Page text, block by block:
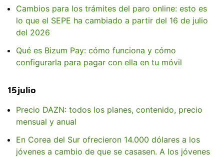
Cambios para los trámites del paro online: esto es
lo que el SEPE ha cambiado a partir del 16 de julio
del 2026
Qué es Bizum Pay: cómo funciona y cómo
configurarla para pagar con ella en tu móvil
15 julio
Precio DAZN: todos los planes, contenido, precio
mensual y anual
En Corea del Sur ofrecieron 14.000 dólares a los
jóvenes a cambio de que se casasen. A los jóvenes